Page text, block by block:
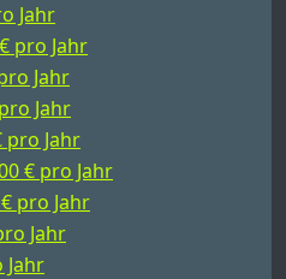
Jahr
pro Jahr
Jahr
Jahr
pro Jahr
€ pro Jahr
pro Jahr
Jahr
Jahr